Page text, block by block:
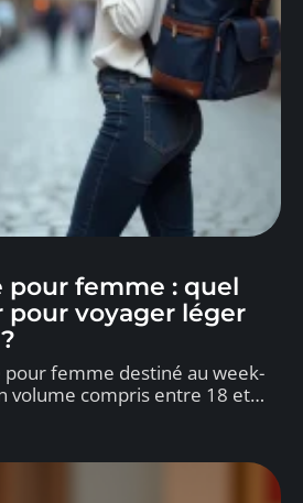
pour femme : quel
pour voyager léger
pour femme destiné au week-
volume compris entre 18 et…